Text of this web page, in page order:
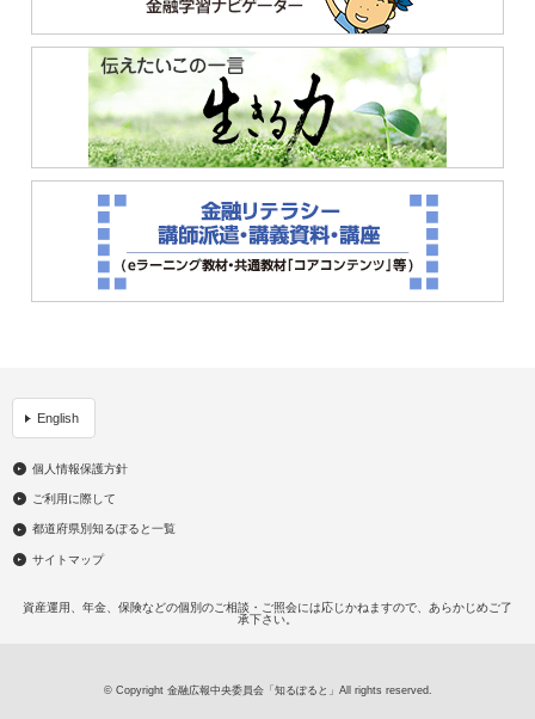
English
個人情報保護方針
ご利用に際して
都道府県別知るぽると一覧
サイトマップ
資産運用、年金、保険などの個別のご相談・ご照会には応じかねますので、あらかじめご了
承下さい。
© Copyright 金融広報中央委員会「知るぽると」All rights reserved.